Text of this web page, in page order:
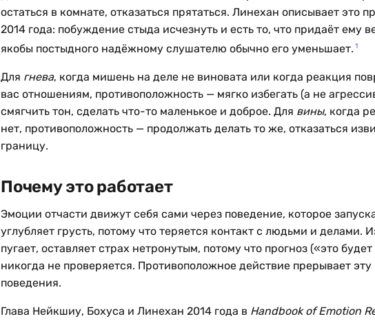
остаться в комнате, отказаться прятаться. Линехан описывает это
2014 года: побуждение стыда исчезнуть и есть то, что придаёт ему
якобы постыдного надёжному слушателю обычно его уменьшает. 1
Для гнева, когда мишень на деле не виновата или когда реакция
вас отношениям, противоположность — мягко избегать (а не
смягчить тон, сделать что-то маленькое и доброе. Для вины, когда
нет, противоположность — продолжать делать то же, отказаться
границу.
Почему это работает
Эмоции отчасти движут себя сами через поведение, которое
углубляет грусть, потому что теряется контакт с людьми и делами.
пугает, оставляет страх нетронутым, потому что прогноз («это
никогда не проверяется. Противоположное действие прерывает
поведения.
Глава Нейкшиу, Бохуса и Линехан 2014 года в Handbook of Emotion